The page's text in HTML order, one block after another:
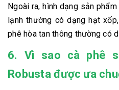
Ngoài ra, hình dạng sản
lạnh thường có dạng hạt
phê hòa tan thông thường có
6. Vì sao cà phê
Robusta được ưa